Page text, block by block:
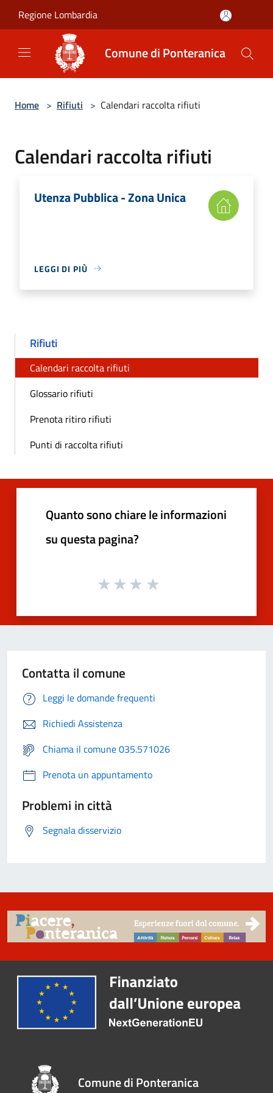
Regione Lombardia
Comune di Ponteranica
Home > Rifiuti > Calendari raccolta rifiuti
Calendari raccolta rifiuti
Utenza Pubblica - Zona Unica
LEGGI DI PIÙ
Rifiuti
Calendari raccolta rifiuti
Glossario rifiuti
Prenota ritiro rifiuti
Punti di raccolta rifiuti
Quanto sono chiare le informazioni
su questa pagina?
Contatta il comune
Leggi le domande frequenti
Richiedi Assistenza
Chiama il comune 035.571026
Prenota un appuntamento
Problemi in città
Segnala disservizio
Comune di Ponteranica